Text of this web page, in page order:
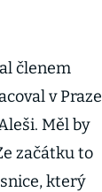
členem
v Praze
Měl by
začátku to
který